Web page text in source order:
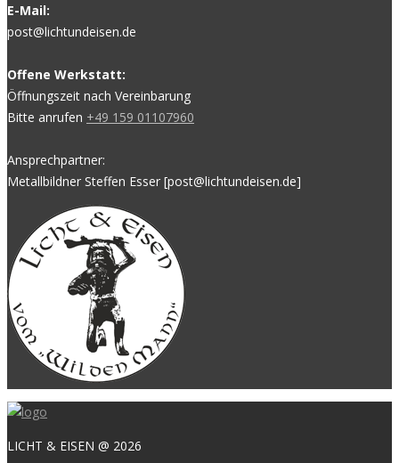
E-Mail:
post@lichtundeisen.de
Offene Werkstatt:
Öffnungszeit nach Vereinbarung
Bitte anrufen +49 159 01107960
Ansprechpartner:
Metallbildner Steffen Esser [post@lichtundeisen.de]
LICHT & EISEN @ 2026